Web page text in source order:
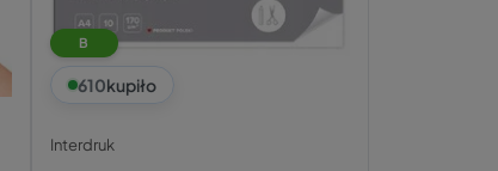
B
610kupiło
Interdruk